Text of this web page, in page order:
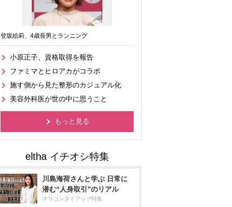
登坂絵莉、4歳長男とランニング
小原正子、資格取得を報告
ファミマとヒロアカがコラボ
施す側から見た整形のカジュアル化
美容外科医が世の中に思うこと
もっと見る
川島海荷さんと学ぶ 日常に
潜む“人身取引”のリアル
オリコンタイアップ特集